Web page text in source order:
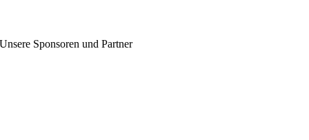
Unsere Sponsoren und Partner